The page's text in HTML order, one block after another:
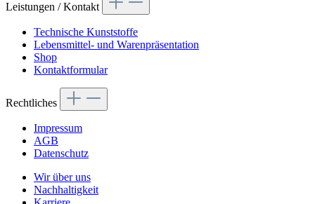
Leistungen / Kontakt
Technische Kunststoffe
Lebensmittel- und Warenpräsentation
Shop
Kontaktformular
Rechtliches
Impressum
AGB
Datenschutz
Wir über uns
Nachhaltigkeit